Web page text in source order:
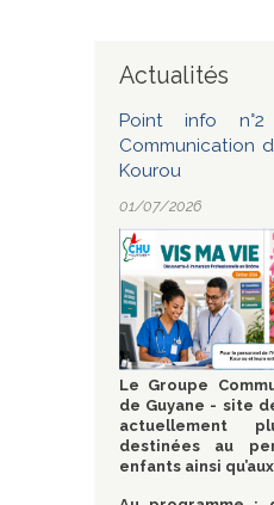
Actualités
Point info
Communication
Kourou
01/07/2026
Le Groupe
de Guyane - site
actuellement
destinées au
enfants ainsi